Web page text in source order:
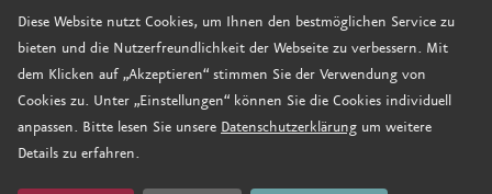
Diese Website nutzt Cookies, um Ihnen den bestmöglichen Service zu
bieten und die Nutzerfreundlichkeit der Webseite zu verbessern. Mit
dem Klicken auf „Akzeptieren“ stimmen Sie der Verwendung von
Cookies zu. Unter „Einstellungen“ können Sie die Cookies individuell
anpassen. Bitte lesen Sie unsere Datenschutzerklärung um weitere
Details zu erfahren.
Contact
Job vacancies
How to find us
Donate now